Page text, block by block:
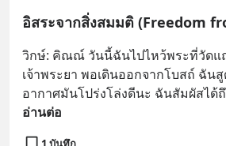
อิสระจากสิ่งสมมติ (Freedom
วิกษ์: คิณณ์ วันนี้ฉันไปไหว้พระที่วัดแ
เจ้าพระยา พอเดินออกจากโบสถ์ ฉัน
อากาศมันโปร่งโล่งดีนะ ฉันสัมผัสได้
อ่านต่อ